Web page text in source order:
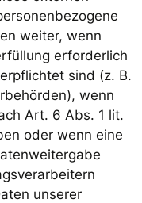
weiter, wenn
erforderlich
sind (z. B.
wenn
Art. 6 Abs. 1 lit.
oder wenn eine
unserer